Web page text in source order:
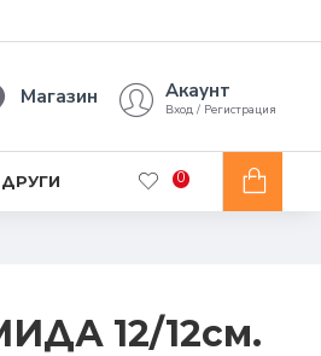
Магазин Акаунт
Вход / Регистрация
ДРУГИ 0
12/12см.